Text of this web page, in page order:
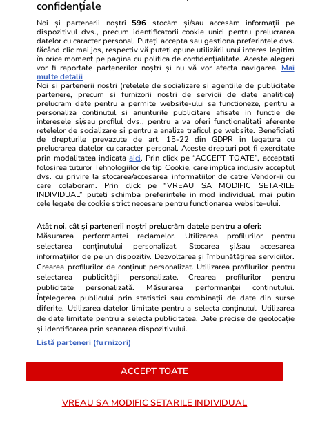
noua lege a salarizării
Știri Externe 31 iul.
Un șofer de TIR care a câștigat la loterie 220
de milioane de euro a murit: soția lui, obligată
acum să îi dea bani lunar fostei partenere
Horoscop 31 iul.
Horoscop Urania | Previziuni astrologice pentru
perioada 1 – 7 august 2026. Venus va intra în
zodia Balanței
confidențiale
Noi și partenerii noștri 596 stocăm și/sau accesăm informații pe
dispozitivul dvs., precum identificatorii cookie unici pentru prelucrarea
datelor cu caracter personal. Puteți accepta sau gestiona preferințele dvs.
făcând clic mai jos, respectiv vă puteți opune utilizării unui interes legitim
în orice moment pe pagina cu politica de confidențialitate. Aceste alegeri
vor fi raportate partenerilor noștri și nu vă vor afecta navigarea. Mai
multe detalii
Noi si partenerii nostri (retelele de socializare si agentiile de publicitate
partenere, precum si furnizorii nostri de servicii de date analitice)
prelucram date pentru a permite website-ului sa functioneze, pentru a
personaliza continutul si anunturile publicitare afisate in functie de
interesele si/sau profilul dvs., pentru a va oferi functionalitati aferente
retelelor de socializare si pentru a analiza traficul pe website. Beneficiati
de drepturile prevazute de art. 15-22 din GDPR in legatura cu
prelucrarea datelor cu caracter personal. Aceste drepturi pot fi exercitate
prin modalitatea indicataaici. Prin click pe “ACCEPT TOATE”, acceptati
folosirea tuturor Tehnologiilor de tip Cookie, care implica inclusiv acceptul
dvs. cu privire la stocarea/accesarea informatiilor de catre Vendor-ii cu
care colaboram. Prin click pe “VREAU SA MODIFIC SETARILE
INDIVIDUAL” puteti schimba preferintele in mod individual, mai putin
cele legate de cookie strict necesare pentru functionarea website-ului.
Atât noi, cât și partenerii noștri prelucrăm datele pentru a oferi:
Măsurarea performanței reclamelor. Utilizarea profilurilor pentru
selectarea conținutului personalizat. Stocarea și/sau accesarea
informațiilor de pe un dispozitiv. Dezvoltarea și îmbunătățirea serviciilor.
Crearea profilurilor de conținut personalizat. Utilizarea profilurilor pentru
selectarea publicității personalizate. Crearea profilurilor pentru
publicitate personalizată. Măsurarea performanței conținutului.
Înțelegerea publicului prin statistici sau combinații de date din surse
diferite. Utilizarea datelor limitate pentru a selecta conținutul. Utilizarea
de date limitate pentru a selecta publicitatea. Date precise de geolocație
și identificarea prin scanarea dispozitivului.
Listă parteneri (furnizori)
ACCEPT TOATE
VREAU SA MODIFIC SETARILE INDIVIDUAL